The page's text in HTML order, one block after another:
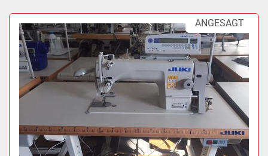
ANGESAGT